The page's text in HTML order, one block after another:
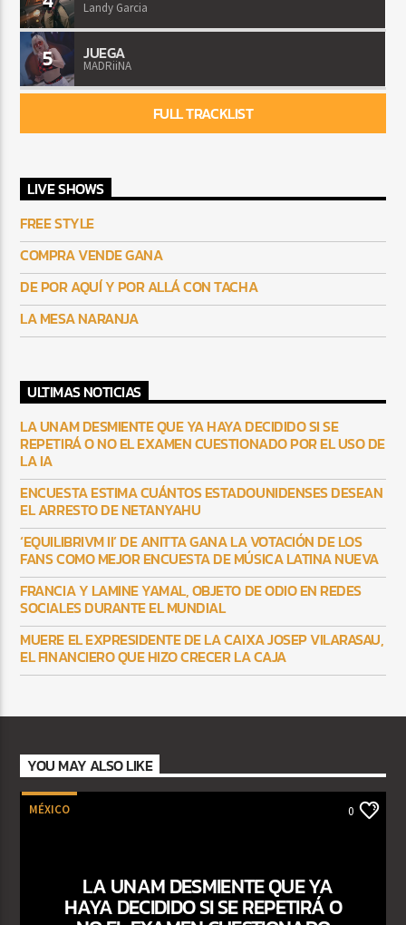
Landy Garcia
5 JUEGA
MADRiiNA
FULL TRACKLIST
LIVE SHOWS
FREE STYLE
COMPRA VENDE GANA
DE POR AQUÍ Y POR ALLÁ CON TACHA
LA MESA NARANJA
ULTIMAS NOTICIAS
LA UNAM DESMIENTE QUE YA HAYA DECIDIDO SI SE
REPETIRÁ O NO EL EXAMEN CUESTIONADO POR EL USO DE
LA IA
ENCUESTA ESTIMA CUÁNTOS ESTADOUNIDENSES DESEAN
EL ARRESTO DE NETANYAHU
‘EQUILIBRIVM II’ DE ANITTA GANA LA VOTACIÓN DE LOS
FANS COMO MEJOR ENCUESTA DE MÚSICA LATINA NUEVA
FRANCIA Y LAMINE YAMAL, OBJETO DE ODIO EN REDES
SOCIALES DURANTE EL MUNDIAL
MUERE EL EXPRESIDENTE DE LA CAIXA JOSEP VILARASAU,
EL FINANCIERO QUE HIZO CRECER LA CAJA
YOU MAY ALSO LIKE
MÉXICO 0
LA UNAM DESMIENTE QUE YA
HAYA DECIDIDO SI SE REPETIRÁ O